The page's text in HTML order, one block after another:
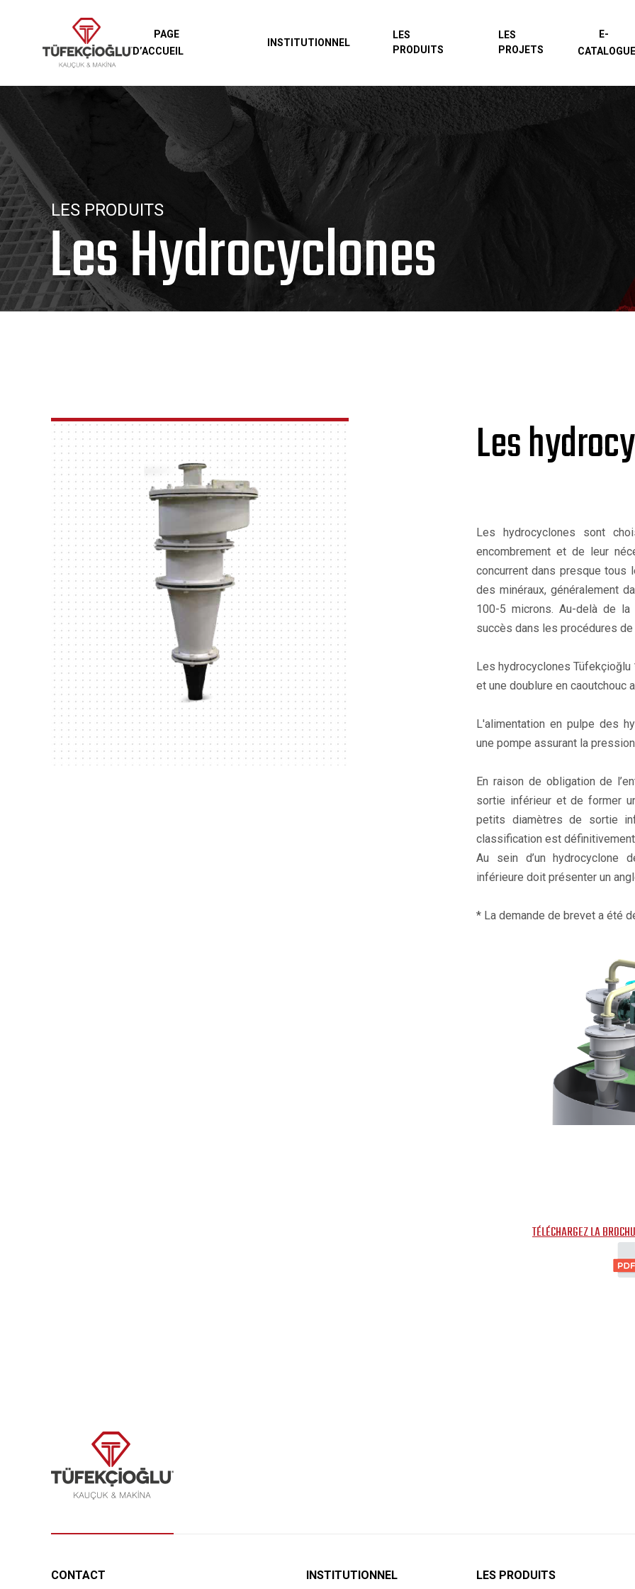
PAGE
D’ACCUEIL
INSTITUTIONNEL
LES
PRODUITS
LES
PROJETS
E-
CATALOGUE
LES PRODUITS
Les Hydrocyclones
Les
Les hydrocyclones sont
encombrement et de leur
concurrent dans presque
des minéraux, généralement
100-5 microns. Au-delà de
succès dans les procédures
Les hydrocyclones
et une doublure en caoutchouc
L'alimentation en pulpe des
une pompe assurant la
En raison de obligation de
sortie inférieur et de former
petits diamètres de sortie
classification est
Au sein d’un hydrocyclone
inférieure doit présenter un
* La demande de brevet a été
TÉLÉCHARGEZ LA
CONTACT INSTITUTIONNEL LES PRODUITS